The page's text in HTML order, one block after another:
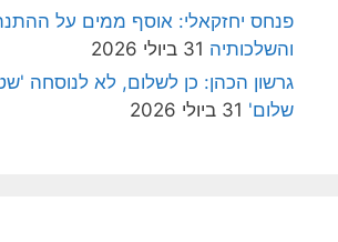
פנחס יחזקאלי: אוסף ממים על
והשלכותיה 31 ביולי 2026
גרשון הכהן: כן לשלום, לא לנוסחה
שלום' 31 ביולי 2026